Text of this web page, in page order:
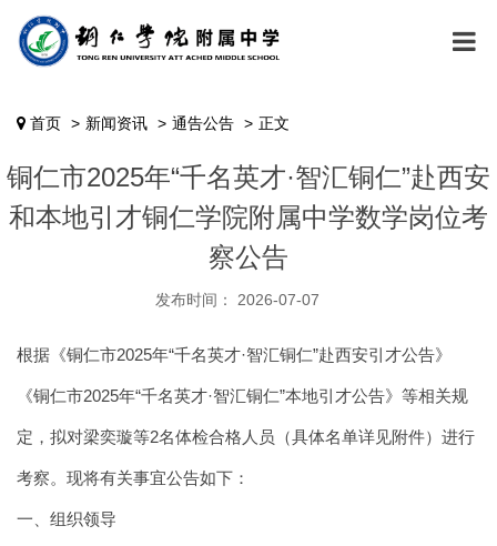
首页 新闻资讯 通告公告 正文
铜仁市2025年“千名英才·智汇铜仁”赴西安
和本地引才铜仁学院附属中学数学岗位考
察公告
发布时间： 2026-07-07
根据《铜仁市2025年“千名英才·智汇铜仁”赴西安引才公告》
《铜仁市2025年“千名英才·智汇铜仁”本地引才公告》等相关规
定，拟对梁奕璇等2名体检合格人员（具体名单详见附件）进行
考察。现将有关事宜公告如下：
一、组织领导